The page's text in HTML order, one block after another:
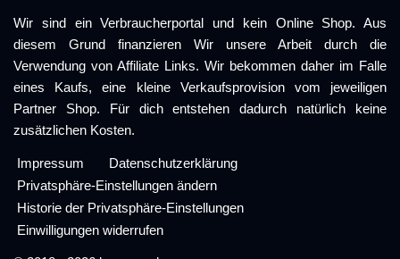
Wir sind ein Verbraucherportal und kein Online Shop. Aus
diesem Grund finanzieren Wir unsere Arbeit durch die
Verwendung von Affiliate Links. Wir bekommen daher im Falle
eines Kaufs, eine kleine Verkaufsprovision vom jeweiligen
Partner Shop. Für dich entstehen dadurch natürlich keine
zusätzlichen Kosten.
Impressum
Datenschutzerklärung
Privatsphäre-Einstellungen ändern
Historie der Privatsphäre-Einstellungen
Einwilligungen widerrufen